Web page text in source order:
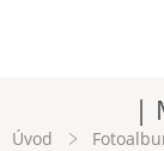
|
Úvod